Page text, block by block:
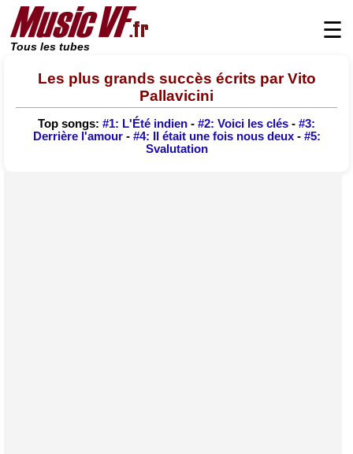
Tous les tubes
☰
Les plus grands succès écrits par Vito
Pallavicini
Top songs: #1: L'Été indien - #2: Voici les clés - #3:
Derrière l'amour- #4: Il était une fois nous deux- #5:
Svalutation